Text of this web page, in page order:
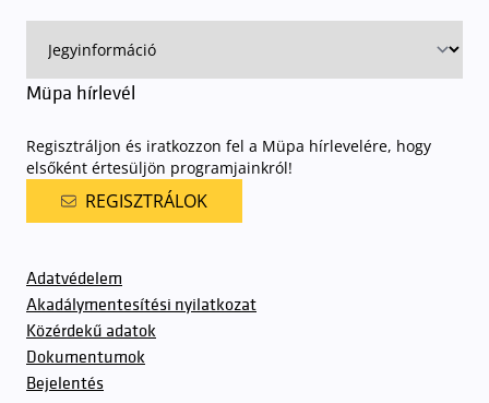
Müpa hírlevél
Regisztráljon és iratkozzon fel a Müpa hírlevelére, hogy
elsőként értesüljön programjainkról!
REGISZTRÁLOK
Adatvédelem
Akadálymentesítési nyilatkozat
Közérdekű adatok
Dokumentumok
Bejelentés